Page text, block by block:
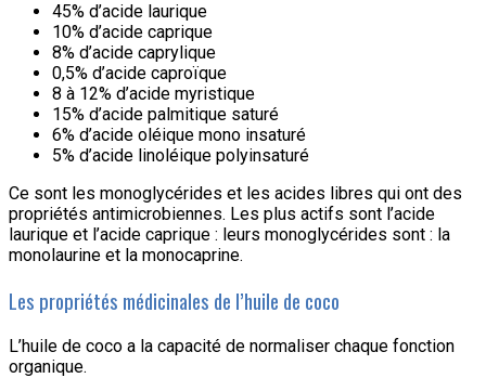
45% d’acide laurique
10% d’acide caprique
8% d’acide caprylique
0,5% d’acide caproïque
8 à 12% d’acide myristique
15% d’acide palmitique saturé
6% d’acide oléique mono insaturé
5% d’acide linoléique polyinsaturé
Ce sont les monoglycérides et les acides libres qui ont des
propriétés antimicrobiennes. Les plus actifs sont l’acide
laurique et l’acide caprique : leurs monoglycérides sont : la
monolaurine et la monocaprine.
Les propriétés médicinales de l’huile de coco
L’huile de coco a la capacité de normaliser chaque fonction
organique.